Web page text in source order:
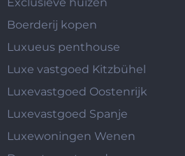
Boerderij kopen
Luxueus penthouse
Luxe vastgoed Kitzbühel
Luxevastgoed Oostenrijk
Luxevastgoed Spanje
Luxewoningen Wenen